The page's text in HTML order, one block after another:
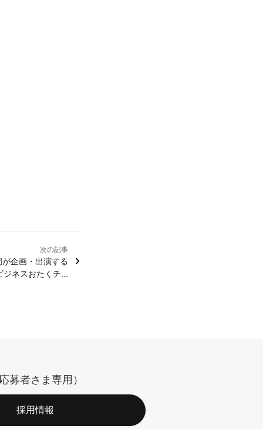
次の記事
企画・出演する
ネスおたくチ...
募者さま専用）
採用情報